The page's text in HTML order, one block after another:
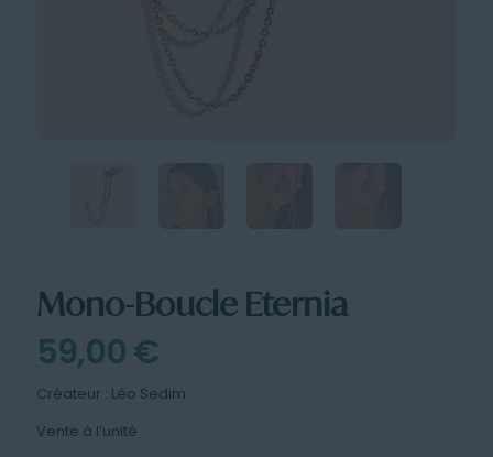
Mono-Boucle Eternia
59,00€
Créateur : Léo Sedim
Vente à l’unité